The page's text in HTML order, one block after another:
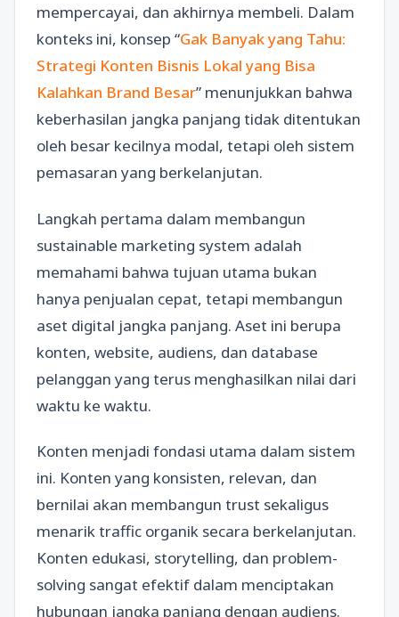
mempercayai, dan akhirnya membeli. Dalam
konteks ini, konsep “Gak Banyak yang Tahu:
Strategi Konten Bisnis Lokal yang Bisa
Kalahkan Brand Besar” menunjukkan bahwa
keberhasilan jangka panjang tidak ditentukan
oleh besar kecilnya modal, tetapi oleh sistem
pemasaran yang berkelanjutan.
Langkah pertama dalam membangun
sustainable marketing system adalah
memahami bahwa tujuan utama bukan
hanya penjualan cepat, tetapi membangun
aset digital jangka panjang. Aset ini berupa
konten, website, audiens, dan database
pelanggan yang terus menghasilkan nilai dari
waktu ke waktu.
Konten menjadi fondasi utama dalam sistem
ini. Konten yang konsisten, relevan, dan
bernilai akan membangun trust sekaligus
menarik traffic organik secara berkelanjutan.
Konten edukasi, storytelling, dan problem-
solving sangat efektif dalam menciptakan
hubungan jangka panjang dengan audiens.